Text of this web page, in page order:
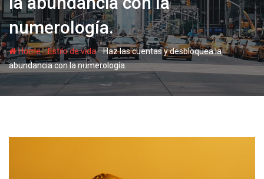
numerología.
Home-Estilo de vida-Haz las cuentas y desbloquea la
abundancia con la numerología.